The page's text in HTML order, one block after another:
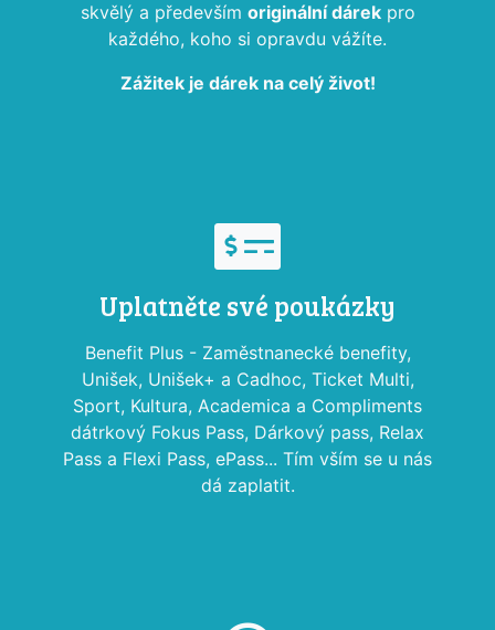
skvělý a především originální dárekpro
každého, koho si opravdu vážíte.
Zážitek je dárek na celý život!
Uplatněte své poukázky
Benefit Plus - Zaměstnanecké benefity,
Unišek, Unišek+ a Cadhoc, Ticket Multi,
Sport, Kultura, Academica a Compliments
dátrkový Fokus Pass, Dárkový pass, Relax
Pass a Flexi Pass, ePass... Tím vším se u nás
dá zaplatit.